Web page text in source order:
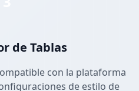
de Tablas
con la plataforma
de estilo de